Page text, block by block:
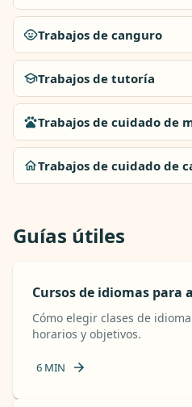
Trabajos de canguro
Trabajos de tutoría
Trabajos de cuidado de
Trabajos de cuidado de
Guías útiles
Cursos de idiomas para
Cómo elegir clases de
horarios y objetivos.
6 MIN